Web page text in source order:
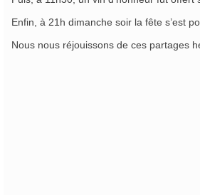
Enfin, à 21h dimanche soir la fête s’est
Nous nous réjouissons de ces partages